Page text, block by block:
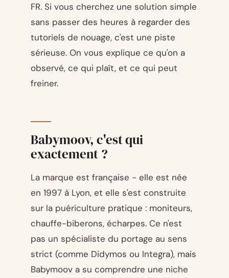
FR. Si vous cherchez une solution simple
sans passer des heures à regarder des
tutoriels de nouage, c'est une piste
sérieuse. On vous explique ce qu'on a
observé, ce qui plaît, et ce qui peut
freiner.
Babymoov, c'est qui
exactement ?
La marque est française - elle est née
en 1997 à Lyon, et elle s'est construite
sur la puériculture pratique : moniteurs,
chauffe-biberons, écharpes. Ce n'est
pas un spécialiste du portage au sens
strict (comme Didymos ou Integra), mais
Babymoov a su comprendre une niche